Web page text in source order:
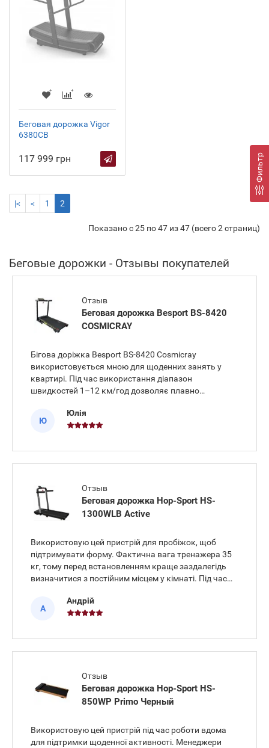
Фильтр
Беговая дорожка Vigor
6380СВ
117 999 грн
|< < 1 2
Показано с 25 по 47 из 47 (всего 2 страниц)
Беговые дорожки - Отзывы покупателей
Отзыв
Беговая дорожка Besport BS-8420
COSMICRAY
Бігова доріжка Besport BS-8420 Cosmicray
використовується мною для щоденних занять у
квартирі. Під час використання діапазон
швидкостей 1–12 км/год дозволяє плавно
активного бігу. Панель керування проста, а
вбудовані датчики допомагають стежити за стан
Ю
Юлія
Отзыв
Беговая дорожка Hop-Sport HS-
1300WLB Active
Використовую цей пристрій для пробіжок, щоб
підтримувати форму. Фактична вага тренажера 35
кг, тому перед встановленням краще заздалегідь
визначитися з постійним місцем у кімнаті. Під час
1300WLB Active демонструє стійкість і рівний хід
полотна, суглоби під
А
Андрій
Отзыв
Беговая дорожка Hop-Sport HS-
850WP Primo Черный
Використовую цей пристрій під час роботи вдома
для підтримки щоденної активності. Менеджери